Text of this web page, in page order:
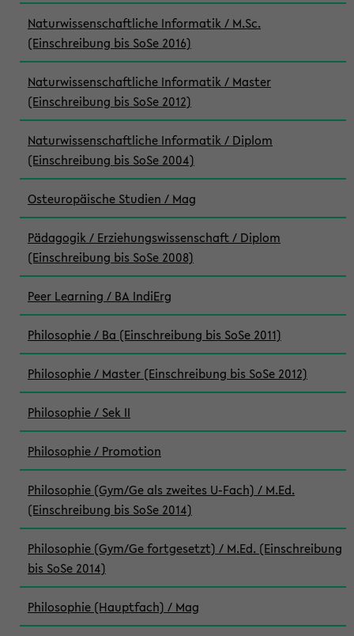
Naturwissenschaftliche Informatik / M.Sc.
(Einschreibung bis SoSe 2016)
Naturwissenschaftliche Informatik / Master
(Einschreibung bis SoSe 2012)
Naturwissenschaftliche Informatik / Diplom
(Einschreibung bis SoSe 2004)
Osteuropäische Studien / Mag
Pädagogik / Erziehungswissenschaft / Diplom
(Einschreibung bis SoSe 2008)
Peer Learning / BA IndiErg
Philosophie / Ba (Einschreibung bis SoSe 2011)
Philosophie / Master (Einschreibung bis SoSe 2012)
Philosophie / Sek II
Philosophie / Promotion
Philosophie (Gym/Ge als zweites U-Fach) / M.Ed.
(Einschreibung bis SoSe 2014)
Philosophie (Gym/Ge fortgesetzt) / M.Ed. (Einschreibung
bis SoSe 2014)
Philosophie (Hauptfach) / Mag